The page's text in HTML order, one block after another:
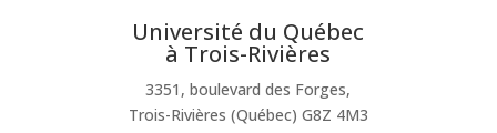
Université du Québec
à Trois-Rivières
3351, boulevard des Forges,
Trois-Rivières (Québec) G8Z 4M3